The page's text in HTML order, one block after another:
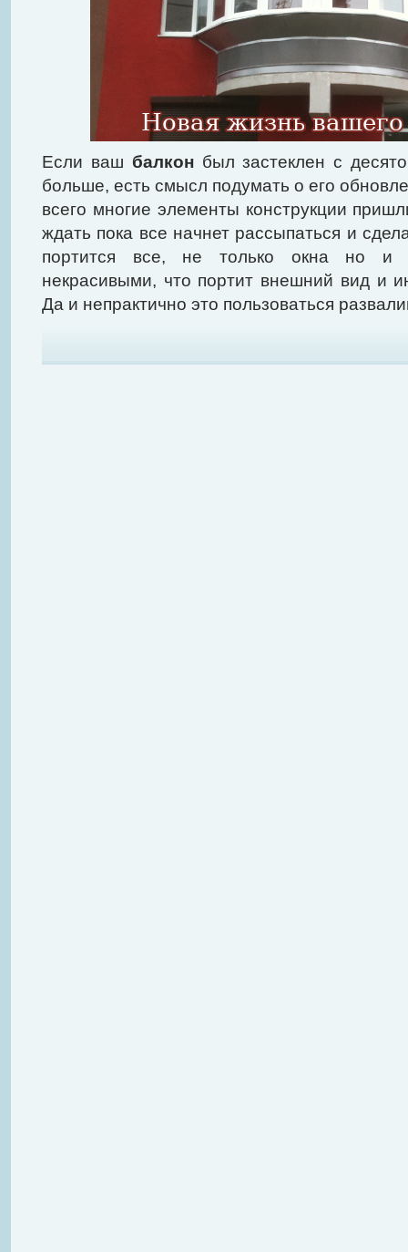
Если ваш балконбыл застеклен с
больше, есть смысл подумать о его
всего многие элементы конструкции
ждать пока все начнет рассыпаться и
портится все, не только окна но и
некрасивыми, что портит внешний вид и
Да и непрактично это пользоваться